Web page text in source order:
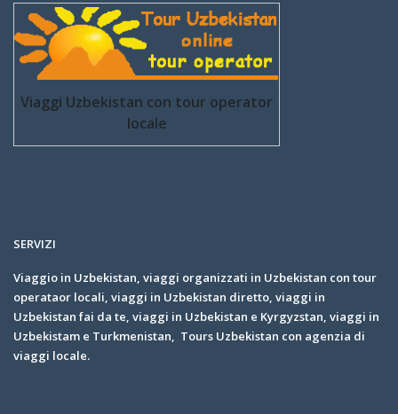
Viaggi Uzbekistan con tour operator
locale
SERVIZI
Viaggio in Uzbekistan, viaggi organizzati in Uzbekistan con tour
operataor locali, viaggi in Uzbekistan diretto, viaggi in
Uzbekistan fai da te, viaggi in Uzbekistan e Kyrgyzstan, viaggi in
Uzbekistam e Turkmenistan, Tours Uzbekistan con agenzia di
viaggi locale.